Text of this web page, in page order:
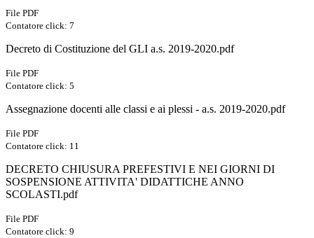
File PDF
Contatore click: 7
Decreto di Costituzione del GLI a.s. 2019-2020.pdf
File PDF
Contatore click: 5
Assegnazione docenti alle classi e ai plessi - a.s. 2019-2020.pdf
File PDF
Contatore click: 11
DECRETO CHIUSURA PREFESTIVI E NEI GIORNI DI
SOSPENSIONE ATTIVITA' DIDATTICHE ANNO
SCOLASTI.pdf
File PDF
Contatore click: 9